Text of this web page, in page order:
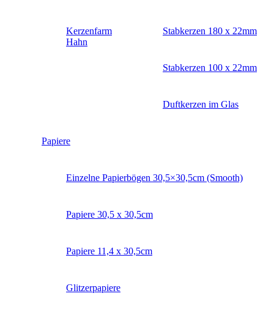
Kerzenfarm
Hahn
Stabkerzen 180 x 22mm
Stabkerzen 100 x 22mm
Duftkerzen im Glas
Papiere
Einzelne Papierbögen 30,5×30,5cm (Smooth)
Papiere 30,5 x 30,5cm
Papiere 11,4 x 30,5cm
Glitzerpapiere